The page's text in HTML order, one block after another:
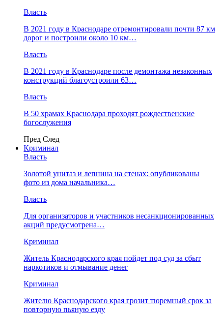
Власть
В 2021 году в Краснодаре отремонтировали почти 87 км
дорог и построили около 10 км…
Власть
В 2021 году в Краснодаре после демонтажа незаконных
конструкций благоустроили 63…
Власть
В 50 храмах Краснодара проходят рождественские
богослужения
Пред След
Криминал
Власть
​Золотой унитаз и лепнина на стенах: опубликованы
фото из дома начальника…
Власть
Для организаторов и участников несанкционированных
акций предусмотрена…
Криминал
Житель Краснодарского края пойдет под суд за сбыт
наркотиков и отмывание денег
Криминал
Жителю Краснодарского края грозит тюремный срок за
повторную пьяную езду